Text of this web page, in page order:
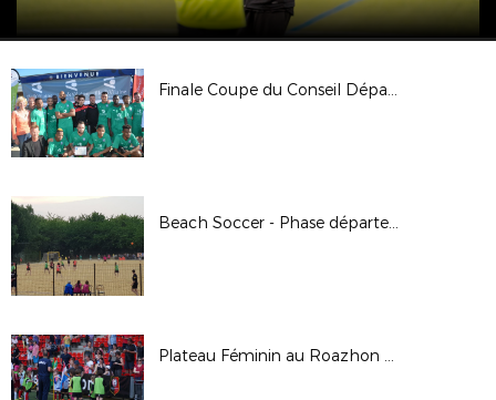
Finale Coupe du Conseil Départemental
Beach Soccer - Phase départementale
Plateau Féminin au Roazhon Park